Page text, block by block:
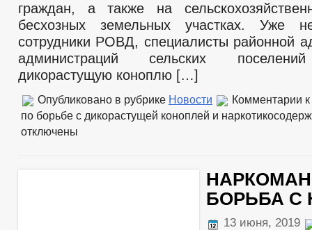
граждан, а также на
бесхозных земельных участках. Уже
сотрудники РОВД, специалисты районной
администраций сельских
дикорастущую коноплю […]
Опубликовано в рубрике Новости Комментарии
по борьбе с дикорастущей коноплей и
отключены
БОРЬБА С
13 июня, 2019